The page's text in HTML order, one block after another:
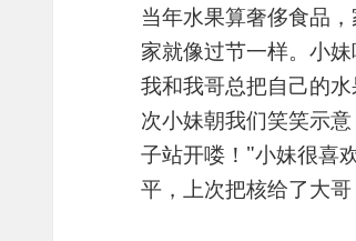
当年水果算奢侈食品
家就像过节一样。小
我和我哥总把自己的
次小妹朝我们笑笑示
子站开喽！"小妹很喜
平，上次把核给了大哥